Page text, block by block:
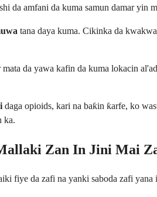
da amfani da kuma samun damar yin
tana daya kuma. Cikinka da
mata da yawa kafin da kuma lokacin
daga opioids, kari na baƙin ƙarfe, ko
ka.
Zan In Jini Mai
fiye da zafi na yanki saboda zafi